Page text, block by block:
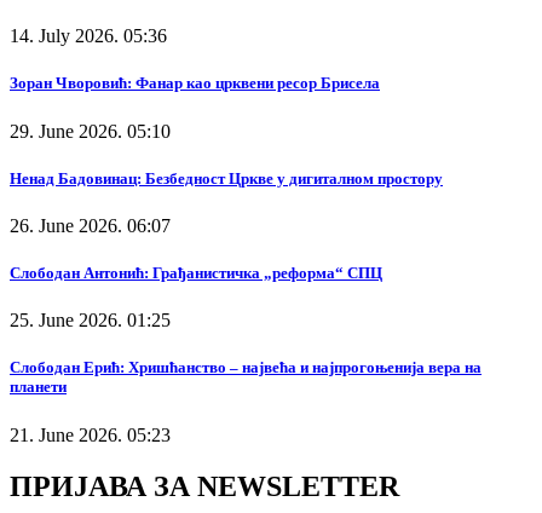
14. July 2026. 05:36
Зоран Чворовић: Фанар као црквени ресор Брисела
29. June 2026. 05:10
Ненад Бадовинац: Безбедност Цркве у дигиталном простору
26. June 2026. 06:07
Слободан Антонић: Грађанистичка „реформа“ СПЦ
25. June 2026. 01:25
Слободан Ерић: Хришћанство – највећа и најпрогоњенија вера на
планети
21. June 2026. 05:23
ПРИЈАВА ЗА NEWSLETTER